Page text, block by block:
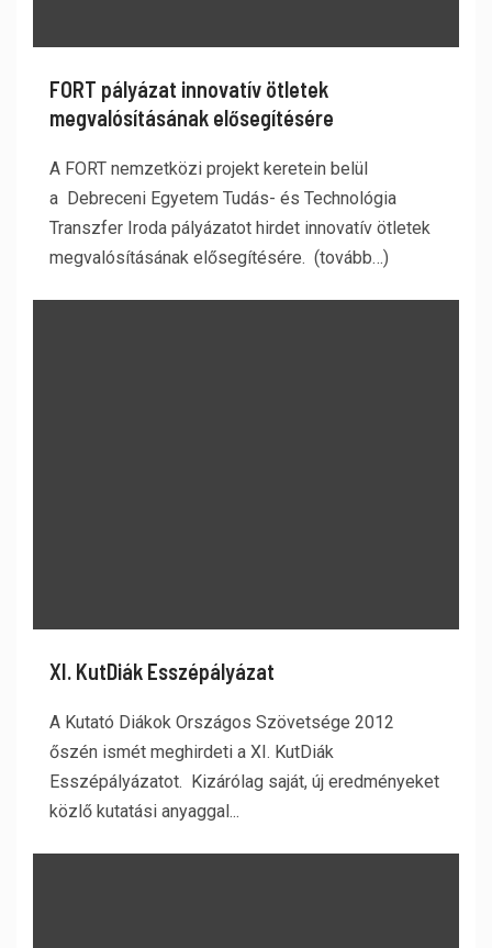
FORT pályázat innovatív ötletek
megvalósításának elősegítésére
A FORT nemzetközi projekt keretein belül
a Debreceni Egyetem Tudás- és Technológia
Transzfer Iroda pályázatot hirdet innovatív ötletek
megvalósításának elősegítésére. (tovább…)
XI. KutDiák Esszépályázat
A Kutató Diákok Országos Szövetsége 2012
őszén ismét meghirdeti a XI. KutDiák
Esszépályázatot. Kizárólag saját, új eredményeket
közlő kutatási anyaggal...